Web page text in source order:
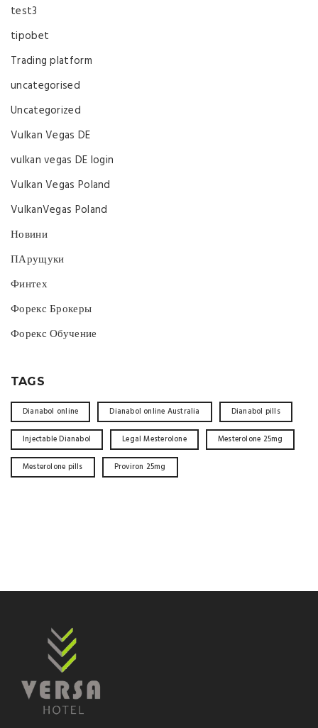
test3
tipobet
Trading platform
uncategorised
Uncategorized
Vulkan Vegas DE
vulkan vegas DE login
Vulkan Vegas Poland
VulkanVegas Poland
Новини
ПАрущуки
Финтех
Форекс Брокеры
Форекс Обучение
TAGS
Dianabol online Dianabol online Australia Dianabol pills
Injectable Dianabol Legal Mesterolone Mesterolone 25mg
Mesterolone pills Proviron 25mg